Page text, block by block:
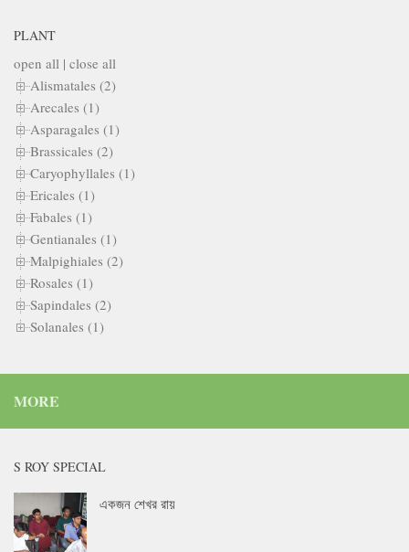
PLANT
open all | close all
Alismatales (2)
Arecales (1)
Asparagales (1)
Brassicales (2)
Caryophyllales (1)
Ericales (1)
Fabales (1)
Gentianales (1)
Malpighiales (2)
Rosales (1)
Sapindales (2)
Solanales (1)
MORE
S ROY SPECIAL
একজন শেখর রায়